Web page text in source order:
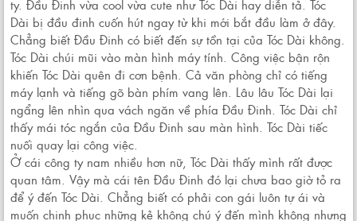
ty. Đầu Đinh vừa cool vừa cute như Tóc Dài hay diễn tả. Tóc
Dài bị đầu đinh cuốn hút ngay từ khi mới bắt đầu làm ở đây.
Chẳng biết Đầu Đinh có biết đến sự tồn tại của Tóc Dài không.
Tóc Dài chúi mũi vào màn hình máy tính. Công việc bận rộn
khiến Tóc Dài quên đi cơn bệnh. Cả văn phòng chỉ có tiếng
máy lạnh và tiếng gõ bàn phím vang lên. Lâu lâu Tóc Dài lại
ngẩng lên nhìn qua vách ngăn về phía Đầu Đinh. Tóc Dài chỉ
thấy mái tóc ngắn của Đầu Đinh sau màn hình. Tóc Dài tiếc
nuối quay lại công việc.
Ở cái công ty nam nhiều hơn nữ, Tóc Dài thấy mình rất được
quan tâm. Vậy mà cái tên Đầu Đinh đó lại chưa bao giờ tỏ ra
để ý đến Tóc Dài. Chẳng biết có phải con gái luôn tự ái và
muốn chinh phục những kẻ không chú ý đến mình không nhưng